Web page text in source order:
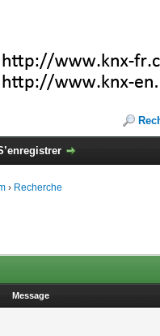
› Recherche
Message